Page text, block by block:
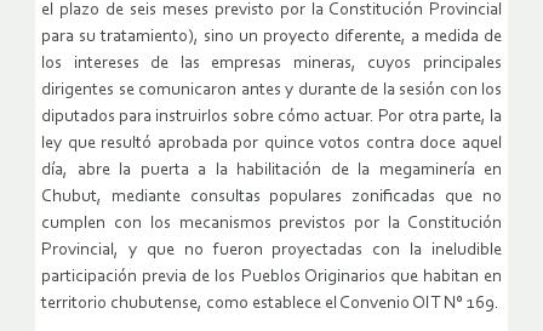
el plazo de seis meses previsto por la Constitución Provincial
para su tratamiento), sino un proyecto diferente, a medida de
los intereses de las empresas mineras, cuyos principales
dirigentes se comunicaron antes y durante de la sesión con los
diputados para instruirlos sobre cómo actuar. Por otra parte, la
ley que resultó aprobada por quince votos contra doce aquel
día, abre la puerta a la habilitación de la megaminería en
Chubut, mediante consultas populares zonificadas que no
cumplen con los mecanismos previstos por la Constitución
Provincial, y que no fueron proyectadas con la ineludible
participación previa de los Pueblos Originarios que habitan en
territorio chubutense, como establece el Convenio OIT N° 169.